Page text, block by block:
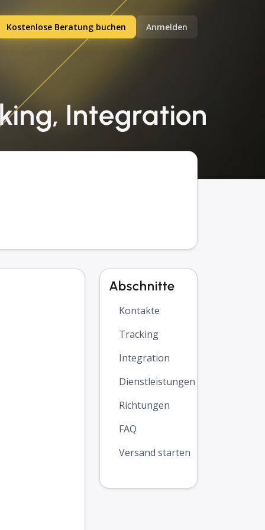
Kostenlose Beratung buchen Anmelden
Integration
Abschnitte
Kontakte
Tracking
Integration
Dienstleistungen
Richtungen
FAQ
Versand starten